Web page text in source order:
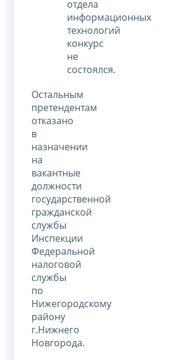
отдела
информационных
технологий
конкурс
не
состоялся.
Остальным
претендентам
отказано
в
назначении
на
вакантные
должности
государственной
гражданской
службы
Инспекции
Федеральной
налоговой
службы
по
Нижегородскому
району
г.Нижнего
Новгорода.